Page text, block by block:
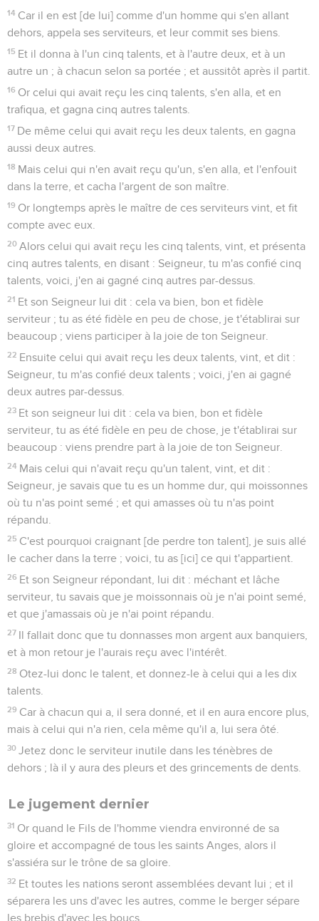
14 Car il en est [de lui] comme d'un homme qui s'en allant
dehors, appela ses serviteurs, et leur commit ses biens.
15 Et il donna à l'un cinq talents, et à l'autre deux, et à un
autre un ; à chacun selon sa portée ; et aussitôt après il partit.
16 Or celui qui avait reçu les cinq talents, s'en alla, et en
trafiqua, et gagna cinq autres talents.
17 De même celui qui avait reçu les deux talents, en gagna
aussi deux autres.
18 Mais celui qui n'en avait reçu qu'un, s'en alla, et l'enfouit
dans la terre, et cacha l'argent de son maître.
19 Or longtemps après le maître de ces serviteurs vint, et fit
compte avec eux.
20 Alors celui qui avait reçu les cinq talents, vint, et présenta
cinq autres talents, en disant : Seigneur, tu m'as confié cinq
talents, voici, j'en ai gagné cinq autres par-dessus.
21 Et son Seigneur lui dit : cela va bien, bon et fidèle
serviteur ; tu as été fidèle en peu de chose, je t'établirai sur
beaucoup ; viens participer à la joie de ton Seigneur.
22 Ensuite celui qui avait reçu les deux talents, vint, et dit :
Seigneur, tu m'as confié deux talents ; voici, j'en ai gagné
deux autres par-dessus.
23 Et son seigneur lui dit : cela va bien, bon et fidèle
serviteur, tu as été fidèle en peu de chose, je t'établirai sur
beaucoup : viens prendre part à la joie de ton Seigneur.
24 Mais celui qui n'avait reçu qu'un talent, vint, et dit :
Seigneur, je savais que tu es un homme dur, qui moissonnes
où tu n'as point semé ; et qui amasses où tu n'as point
répandu.
25 C'est pourquoi craignant [de perdre ton talent], je suis allé
le cacher dans la terre ; voici, tu as [ici] ce qui t'appartient.
26 Et son Seigneur répondant, lui dit : méchant et lâche
serviteur, tu savais que je moissonnais où je n'ai point semé,
et que j'amassais où je n'ai point répandu.
27 Il fallait donc que tu donnasses mon argent aux banquiers,
et à mon retour je l'aurais reçu avec l'intérêt.
28 Otez-lui donc le talent, et donnez-le à celui qui a les dix
talents.
29 Car à chacun qui a, il sera donné, et il en aura encore plus,
mais à celui qui n'a rien, cela même qu'il a, lui sera ôté.
30 Jetez donc le serviteur inutile dans les ténèbres de
dehors ; là il y aura des pleurs et des grincements de dents.
Le jugement dernier
31 Or quand le Fils de l'homme viendra environné de sa
gloire et accompagné de tous les saints Anges, alors il
s'assiéra sur le trône de sa gloire.
32 Et toutes les nations seront assemblées devant lui ; et il
séparera les uns d'avec les autres, comme le berger sépare
les brebis d'avec les boucs.